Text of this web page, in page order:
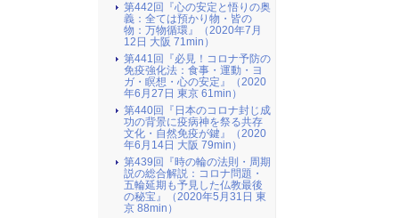
第442回『心の安定と悟りの奥
義：全ては預かり物・皆の
物：万物循環』（2020年7月
12日 大阪 71min）
第441回『必見！コロナ予防の
免疫強化法：食事・運動・ヨ
ガ・瞑想・心の安定』（2020
年6月27日 東京 61min）
第440回『日本のコロナ封じ成
功の背景に疫病神を祭る共存
文化・自然免疫が鍵』（2020
年6月14日 大阪 79min）
第439回『時の輪の法則・周期
説の総合解説：コロナ問題・
五輪延期も予見した仏教最後
の秘宝』（2020年5月31日 東
京 88min）